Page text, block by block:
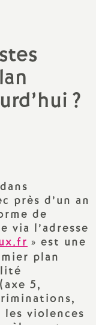
t
i
a
l
d
e
s
?
près d’un an
de
via l’adresse
» est une
plan
5,
violences